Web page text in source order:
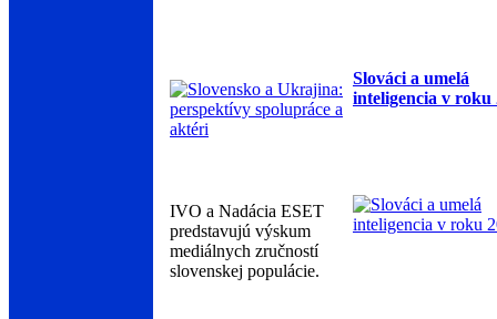
Slováci a umelá
inteligencia v roku
IVO a Nadácia ESET
predstavujú výskum
mediálnych zručností
slovenskej populácie.